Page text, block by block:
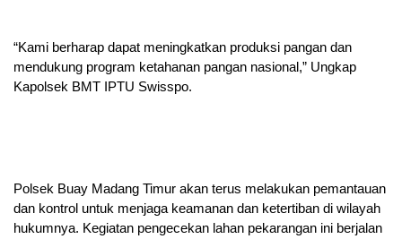
“Kami berharap dapat meningkatkan produksi pangan dan
mendukung program ketahanan pangan nasional,” Ungkap
Kapolsek BMT IPTU Swisspo.
Polsek Buay Madang Timur akan terus melakukan pemantauan
dan kontrol untuk menjaga keamanan dan ketertiban di wilayah
hukumnya. Kegiatan pengecekan lahan pekarangan ini berjalan